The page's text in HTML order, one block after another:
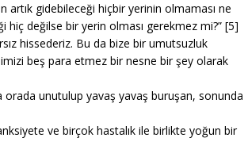
artık gidebileceği hiçbir yerinin olmaması ne
hiç değilse bir yerin olması gerekmez mi?” [5]
hissederiz. Bu da bize bir umutsuzluk
beş para etmez bir nesne bir şey olarak
unutulup yavaş yavaş buruşan, sonunda
ve birçok hastalık ile birlikte yoğun bir